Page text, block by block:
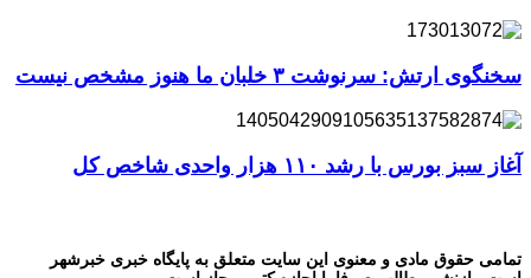
سخنگوی ارتش: سرنوشت ۳ خلبان ما هنوز مشخص نیست
آغاز سبز بورس با رشد ۱۱۰ هزار واحدی شاخص کل
تمامی حقوق مادی و معنوی این سایت متعلق به پایگاه خبری خبرشهر